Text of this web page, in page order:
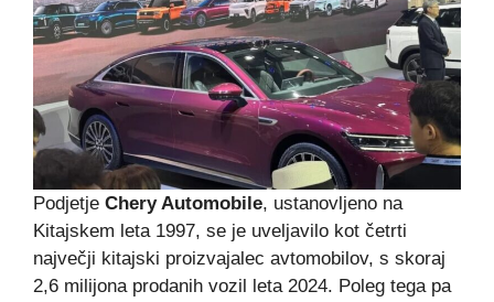
Podjetje Chery Automobile, ustanovljeno na
Kitajskem leta 1997, se je uveljavilo kot četrti
največji kitajski proizvajalec avtomobilov, s skoraj
2,6 milijona prodanih vozil leta 2024. Poleg tega pa